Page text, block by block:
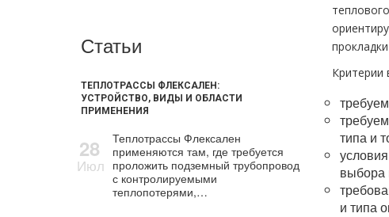
Статьи
ТЕПЛОТРАССЫ ФЛЕКСАЛЕН:
УСТРОЙСТВО, ВИДЫ И ОБЛАСТИ
ПРИМЕНЕНИЯ
28
Июл
Теплотрассы Флексален
применяются там, где требуется
проложить подземный трубопровод
с контролируемыми
теплопотерями,…
Критерии
типа и
выбора
и типа